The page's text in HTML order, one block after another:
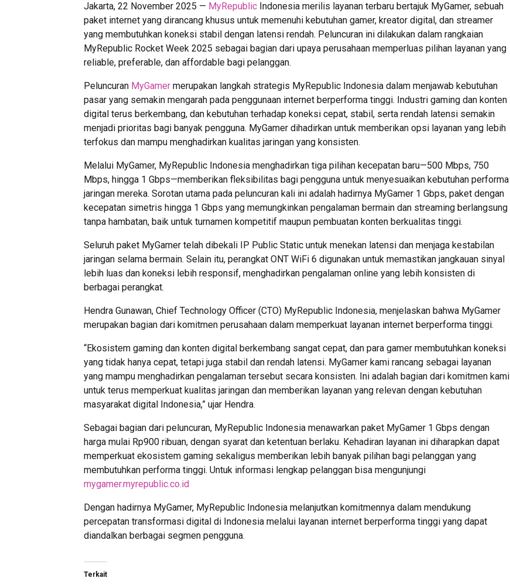
Jakarta, 22 November 2025 — MyRepublic Indonesia merilis layanan terbaru bertajuk MyGamer, sebuah
paket internet yang dirancang khusus untuk memenuhi kebutuhan gamer, kreator digital, dan streamer
yang membutuhkan koneksi stabil dengan latensi rendah. Peluncuran ini dilakukan dalam rangkaian
MyRepublic Rocket Week 2025 sebagai bagian dari upaya perusahaan memperluas pilihan layanan yang
reliable, preferable, dan affordable bagi pelanggan.
Peluncuran MyGamer merupakan langkah strategis MyRepublic Indonesia dalam menjawab kebutuhan
pasar yang semakin mengarah pada penggunaan internet berperforma tinggi. Industri gaming dan konten
digital terus berkembang, dan kebutuhan terhadap koneksi cepat, stabil, serta rendah latensi semakin
menjadi prioritas bagi banyak pengguna. MyGamer dihadirkan untuk memberikan opsi layanan yang lebih
terfokus dan mampu menghadirkan kualitas jaringan yang konsisten.
Melalui MyGamer, MyRepublic Indonesia menghadirkan tiga pilihan kecepatan baru—500 Mbps, 750
Mbps, hingga 1 Gbps—memberikan fleksibilitas bagi pengguna untuk menyesuaikan kebutuhan performa
jaringan mereka. Sorotan utama pada peluncuran kali ini adalah hadirnya MyGamer 1 Gbps, paket dengan
kecepatan simetris hingga 1 Gbps yang memungkinkan pengalaman bermain dan streaming berlangsung
tanpa hambatan, baik untuk turnamen kompetitif maupun pembuatan konten berkualitas tinggi.
Seluruh paket MyGamer telah dibekali IP Public Static untuk menekan latensi dan menjaga kestabilan
jaringan selama bermain. Selain itu, perangkat ONT WiFi 6 digunakan untuk memastikan jangkauan sinyal
lebih luas dan koneksi lebih responsif, menghadirkan pengalaman online yang lebih konsisten di
berbagai perangkat.
Hendra Gunawan, Chief Technology Officer (CTO) MyRepublic Indonesia, menjelaskan bahwa MyGamer
merupakan bagian dari komitmen perusahaan dalam memperkuat layanan internet berperforma tinggi.
“Ekosistem gaming dan konten digital berkembang sangat cepat, dan para gamer membutuhkan koneksi
yang tidak hanya cepat, tetapi juga stabil dan rendah latensi. MyGamer kami rancang sebagai layanan
yang mampu menghadirkan pengalaman tersebut secara konsisten. Ini adalah bagian dari komitmen kami
untuk terus memperkuat kualitas jaringan dan memberikan layanan yang relevan dengan kebutuhan
masyarakat digital Indonesia,” ujar Hendra.
Sebagai bagian dari peluncuran, MyRepublic Indonesia menawarkan paket MyGamer 1 Gbps dengan
harga mulai Rp900 ribuan, dengan syarat dan ketentuan berlaku. Kehadiran layanan ini diharapkan dapat
memperkuat ekosistem gaming sekaligus memberikan lebih banyak pilihan bagi pelanggan yang
membutuhkan performa tinggi. Untuk informasi lengkap pelanggan bisa mengunjungi
mygamer.myrepublic.co.id
Dengan hadirnya MyGamer, MyRepublic Indonesia melanjutkan komitmennya dalam mendukung
percepatan transformasi digital di Indonesia melalui layanan internet berperforma tinggi yang dapat
diandalkan berbagai segmen pengguna.
Terkait